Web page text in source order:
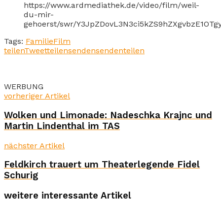
https://www.ardmediathek.de/video/film/weil-
du-mir-
gehoerst/swr/
Tags: FamilieFilm
teilenTweetteilensendensendenteilen
WERBUNG
vorheriger Artikel
Wolken und Limonade: Nadeschka Krajnc und
Martin Lindenthal im TAS
nächster Artikel
Feldkirch trauert um Theaterlegende Fidel
Schurig
weitere interessante Artikel